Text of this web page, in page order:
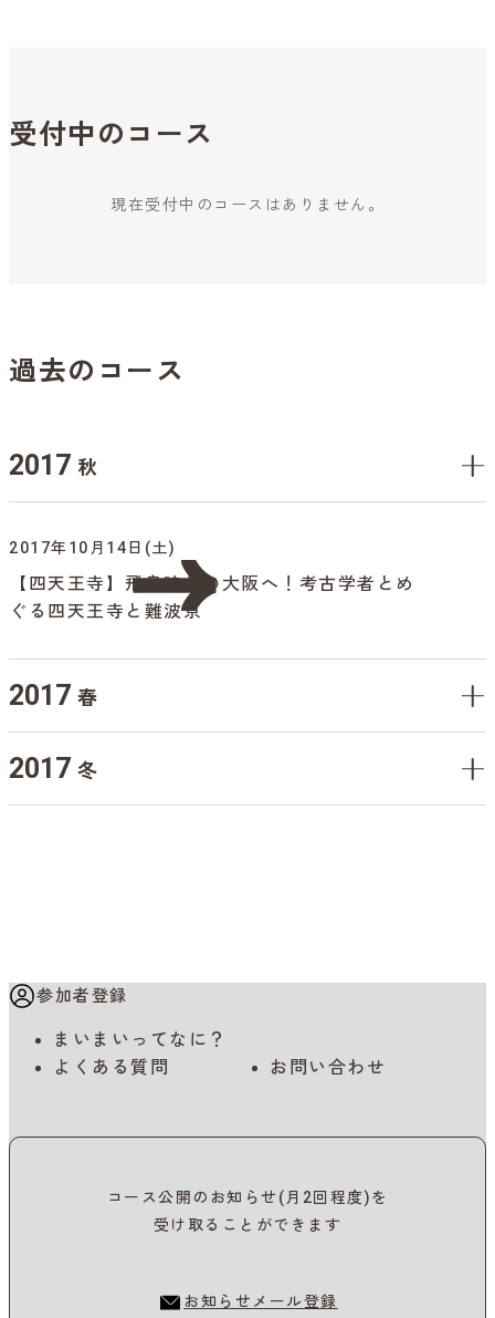
受付中のコース
現在受付中のコースはありません。
過去のコース
2017 秋
2017年10月14日(土)
【四天王寺】飛鳥時代の大阪へ！考古学者とめ
ぐる四天王寺と難波京
2017 春
2017 冬
参加者登録
まいまいってなに？
よくある質問
お問い合わせ
コース公開のお知らせ(月2回程度)を
受け取ることができます
お知らせメール登録